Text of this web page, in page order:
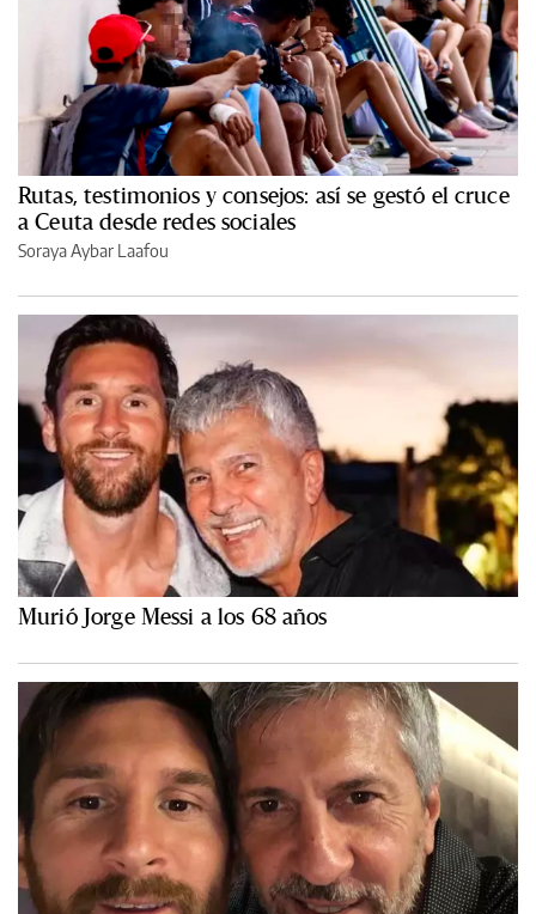
Rutas, testimonios y consejos: así se gestó el cruce
a Ceuta desde redes sociales
Soraya Aybar Laafou
Murió Jorge Messi a los 68 años